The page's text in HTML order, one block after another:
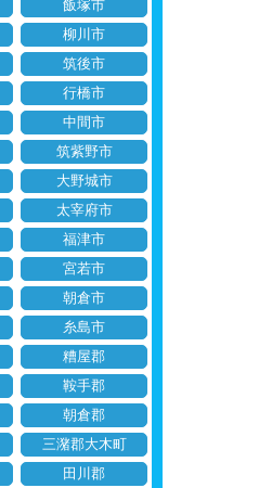
飯塚市
柳川市
筑後市
行橋市
中間市
筑紫野市
大野城市
太宰府市
福津市
宮若市
朝倉市
糸島市
糟屋郡
鞍手郡
朝倉郡
三潴郡大木町
田川郡